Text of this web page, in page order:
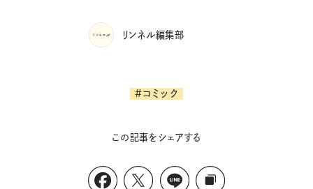
リンネル編集部
#コミック
この記事をシェアする